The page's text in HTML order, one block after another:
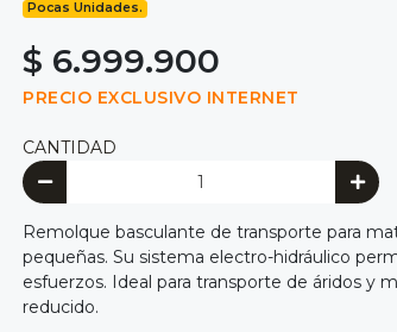
Pocas Unidades.
$ 6.999.900
PRECIO EXCLUSIVO INTERNET
CANTIDAD
Remolque basculante de transporte para
pequeñas. Su sistema electro-hidráulico
esfuerzos. Ideal para transporte de áridos y
reducido.